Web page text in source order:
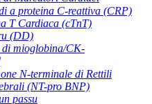
a proteina C-reattiva (CRP)
T Cardiaca (cTnT)
(DD)
di mioglobina/CK-
N-terminale di Rettili
(NT-pro BNP)
passu